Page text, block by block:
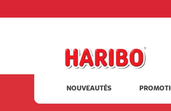
NOUVEAUTÉS